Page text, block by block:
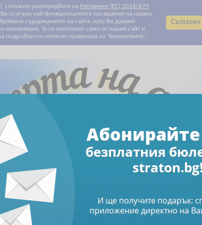
съгласно разпоредбите на Регламент (ЕС) 2016/679
Ви осигури най-функционалното посещение на нашия
съдържанието на сайта, като Ви даваме
Те се използват само от нашия сайт и
подробности относно правилата за "бисквитките".
Абонирайте се за бюлетин
Книги Как да говорим, когато детето не слуша
детето не
Абонирайте
безплатния
И ще получите подарък:
приложение директно на